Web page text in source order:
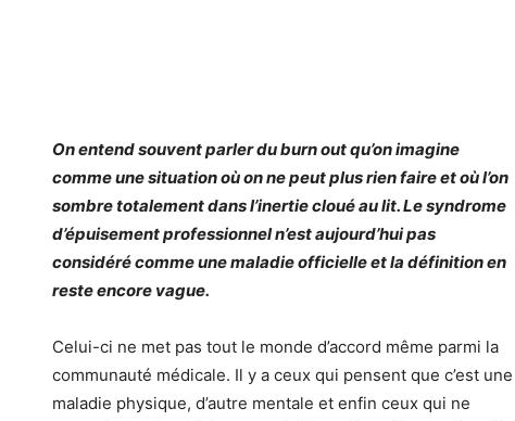
On entend souvent parler du burn out qu’on imagine
comme une situation où on ne peut plus rien faire et où l’on
sombre totalement dans l’inertie cloué au lit. Le syndrome
d’épuisement professionnel n’est aujourd’hui pas
considéré comme une maladie officielle et la définition en
reste encore vague.
Celui-ci ne met pas tout le monde d’accord même parmi la
communauté médicale. Il y a ceux qui pensent que c’est une
maladie physique, d’autre mentale et enfin ceux qui ne